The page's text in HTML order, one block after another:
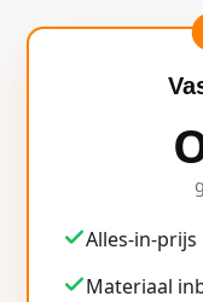
Alles-in-prijs
Materiaal